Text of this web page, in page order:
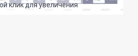
клик для увеличения